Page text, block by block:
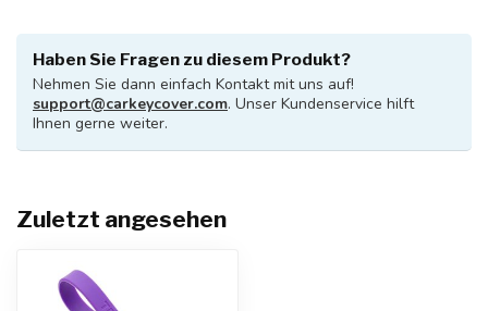
Haben Sie Fragen zu diesem Produkt?
Nehmen Sie dann einfach Kontakt mit uns auf!
support@carkeycover.com. Unser Kundenservice hilft
Ihnen gerne weiter.
Zuletzt angesehen